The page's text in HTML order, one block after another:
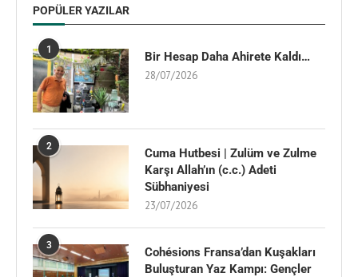
POPÜLER YAZILAR
1 Bir Hesap Daha Ahirete Kaldı…
28/07/2026
2
Cuma Hutbesi | Zulüm ve Zulme
Karşı Allah’ın (c.c.) Adeti
Sübhaniyesi
23/07/2026
3
Cohésions Fransa’dan Kuşakları
Buluşturan Yaz Kampı: Gençler